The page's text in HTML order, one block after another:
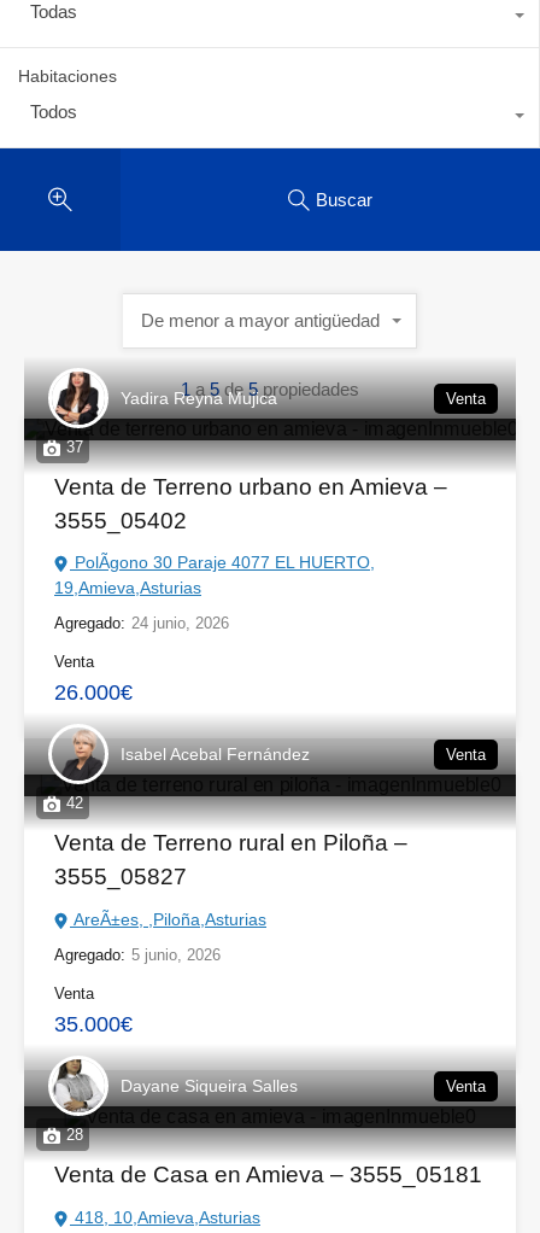
Todas
Habitaciones
Todos
Buscar
1 a5 de5 propiedades
De menor a mayor antigüedad
37
Yadira Reyna Mujica Venta
Venta de Terreno urbano en Amieva –
3555_05402
PolÃ­gono 30 Paraje 4077 EL HUERTO,
19,Amieva,Asturias
Agregado: 24 junio, 2026
Venta
26.000€
42
Isabel Acebal Fernández Venta
Venta de Terreno rural en Piloña –
3555_05827
AreÃ±es, ,Piloña,Asturias
Agregado: 5 junio, 2026
Venta
35.000€
28
Dayane Siqueira Salles Venta
Venta de Casa en Amieva – 3555_05181
418, 10,Amieva,Asturias